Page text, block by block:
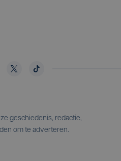
geschiedenis, redactie,
om te adverteren.